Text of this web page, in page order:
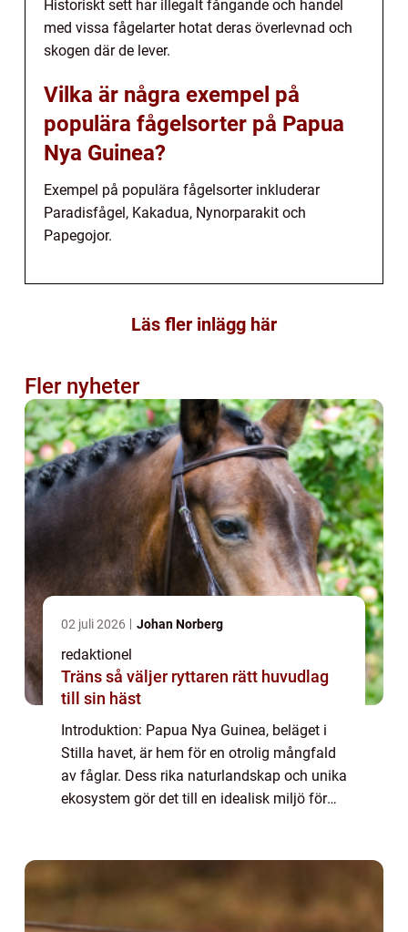
Historiskt sett har illegalt fångande och handel
med vissa fågelarter hotat deras överlevnad och
skogen där de lever.
Vilka är några exempel på
populära fågelsorter på Papua
Nya Guinea?
Exempel på populära fågelsorter inkluderar
Paradisfågel, Kakadua, Nynorparakit och
Papegojor.
Läs fler inlägg här
Fler nyheter
02 juli 2026 Johan Norberg
redaktionel
Träns så väljer ryttaren rätt huvudlag
till sin häst
Introduktion: Papua Nya Guinea, beläget i
Stilla havet, är hem för en otrolig mångfald
av fåglar. Dess rika naturlandskap och unika
ekosystem gör det till en idealisk miljö för